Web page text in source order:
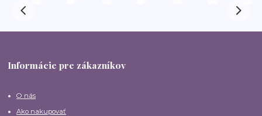
Informácie pre zákazníkov
O nás
Ako nakupovať